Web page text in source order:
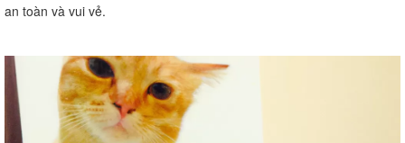
an toàn và vui vẻ.